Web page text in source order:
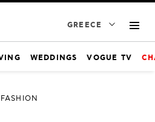
GREECE
WEDDINGS VOGUE TV
FASHION